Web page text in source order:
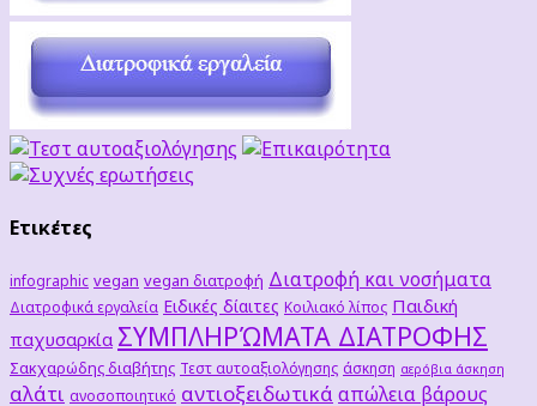
Ετικέτες
infographic vegan vegan διατροφή Διατροφή και νοσήματα
Διατροφικά εργαλεία Ειδικές δίαιτες Κοιλιακό λίπος Παιδική
παχυσαρκία ΣΥΜΠΛΗΡΏΜΑΤΑ ΔΙΑΤΡΟΦΗΣ
Σακχαρώδης διαβήτης Τεστ αυτοαξιολόγησης άσκηση αερόβια άσκηση
αλάτι ανοσοποιητικό αντιοξειδωτικά απώλεια βάρους